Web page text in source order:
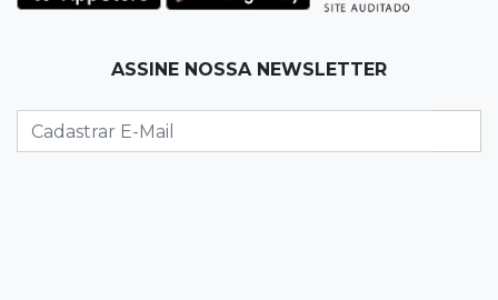
Vídeo mostra jovem sendo executado com
ASSINE NOSSA NEWSLETTER